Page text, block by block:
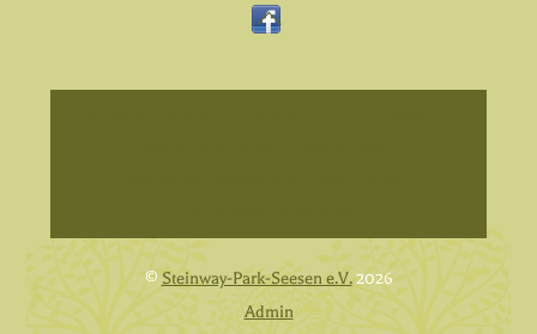
Back
©Steinway-Park-Seesen e.V.2026
Admin